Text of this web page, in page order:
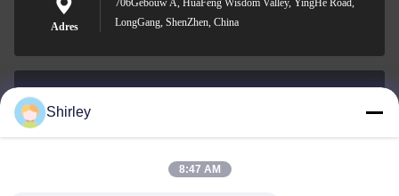
Adres
706Gebouw A, HuaFeng Wisdom Valley, YingHe Road,
LongGang, ShenZhen, China
Shirley
8:47 AM